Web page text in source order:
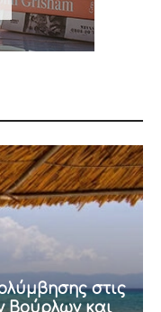
στις
Βούρλων και